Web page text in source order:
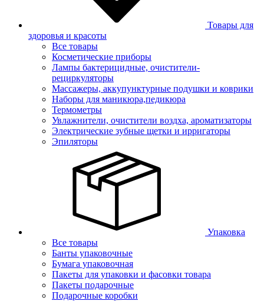
Товары для
здоровья и красоты
Все товары
Косметические приборы
Лампы бактерицидные, очистители-
рециркуляторы
Массажеры, аккупунктурные подушки и коврики
Наборы для маникюра,педикюра
Термометры
Увлажнители, очистители воздха, ароматизаторы
Электрические зубные щетки и ирригаторы
Эпиляторы
Упаковка
Все товары
Банты упаковочные
Бумага упаковочная
Пакеты для упаковки и фасовки товара
Пакеты подарочные
Подарочные коробки